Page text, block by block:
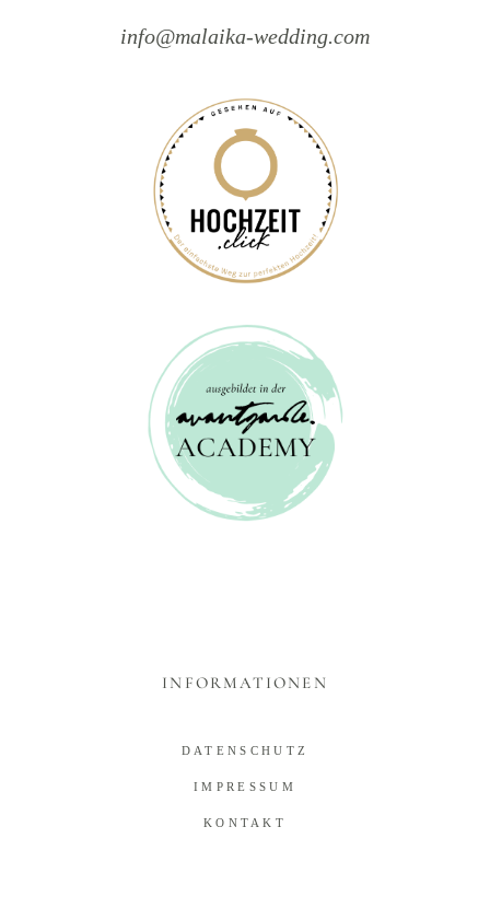
info@malaika-wedding.com
INFORMATIONEN
DATENSCHUTZ
IMPRESSUM
KONTAKT